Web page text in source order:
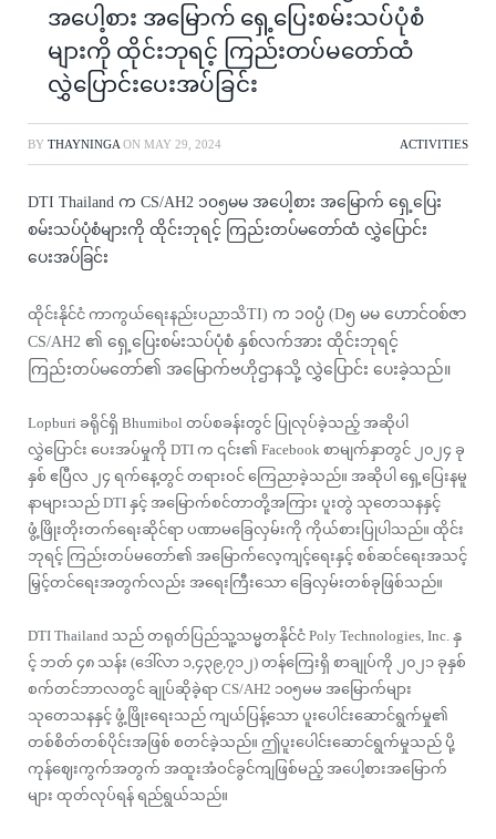
အပေါ့စား အမြောက် ရှေ့ပြေးစမ်းသပ်ပုံစံ
များကို ထိုင်းဘုရင့် ကြည်းတပ်မတော်ထံ
လွှဲပြောင်းပေးအပ်ခြင်း
BY THAYNINGA ON MAY 29, 2024 ACTIVITIES
DTI Thailand က CS/AH2 ၁၀၅မမ အပေါ့စား အမြောက် ရှေ့ပြေး
စမ်းသပ်ပုံစံများကို ထိုင်းဘုရင့် ကြည်းတပ်မတော်ထံ လွှဲပြောင်း
ပေးအပ်ခြင်း
ထိုင်းနိုင်ငံ ကာကွယ်ရေးနည်းပညာသိTI) က ၁၀ပ္ပံ (D၅ မမ ဟောင်ဝစ်ဇာ
CS/AH2 ၏ ရှေ့ပြေးစမ်းသပ်ပုံစံ နှစ်လက်အား ထိုင်းဘုရင့်
ကြည်းတပ်မတော်၏ အမြောက်ဗဟိုဌာနသို့ လွှဲပြောင်း ပေးခဲ့သည်။
Lopburi ခရိုင်ရှိ Bhumibol တပ်စခန်းတွင် ပြုလုပ်ခဲ့သည့် အဆိုပါ
လွှဲပြောင်း ပေးအပ်မှုကို DTI က ၎င်း၏ Facebook စာမျက်နှာတွင် ၂၀၂၄ ခု
နှစ် ဧပြီလ ၂၄ ရက်နေ့တွင် တရားဝင် ကြေညာခဲ့သည်။ အဆိုပါ ရှေ့ပြေးနမူ
နာများသည် DTI နှင့် အမြောက်စင်တာတို့အကြား ပူးတွဲ သုတေသနနှင့်
ဖွံ့ဖြိုးတိုးတက်ရေးဆိုင်ရာ ပဏာမခြေလှမ်းကို ကိုယ်စားပြုပါသည်။ ထိုင်း
ဘုရင့် ကြည်းတပ်မတော်၏ အမြောက်လေ့ကျင့်ရေးနှင့် စစ်ဆင်ရေးအသင့်
မြှင့်တင်ရေးအတွက်လည်း အရေးကြီးသော ခြေလှမ်းတစ်ခုဖြစ်သည်။
DTI Thailand သည် တရုတ်ပြည်သူ့သမ္မတနိုင်ငံ Poly Technologies, Inc. နှ
င့် ဘတ် ၄၈ သန်း (ဒေါ်လာ ၁,၄၃၉,၇၁၂) တန်ကြေးရှိ စာချုပ်ကို ၂၀၂၁ ခုနှစ်
စက်တင်ဘာလတွင် ချုပ်ဆိုခဲ့ရာ CS/AH2 ၁၀၅မမ အမြောက်များ
သုတေသနနှင့် ဖွံ့ဖြိုးရေးသည် ကျယ်ပြန့်သော ပူးပေါင်းဆောင်ရွက်မှု၏
တစ်စိတ်တစ်ပိုင်းအဖြစ် စတင်ခဲ့သည်။ ဤပူးပေါင်းဆောင်ရွက်မှုသည် ပို့
ကုန်ဈေးကွက်အတွက် အထူးအံဝင်ခွင်ကျဖြစ်မည့် အပေါ့စားအမြောက်
များ ထုတ်လုပ်ရန် ရည်ရွယ်သည်။